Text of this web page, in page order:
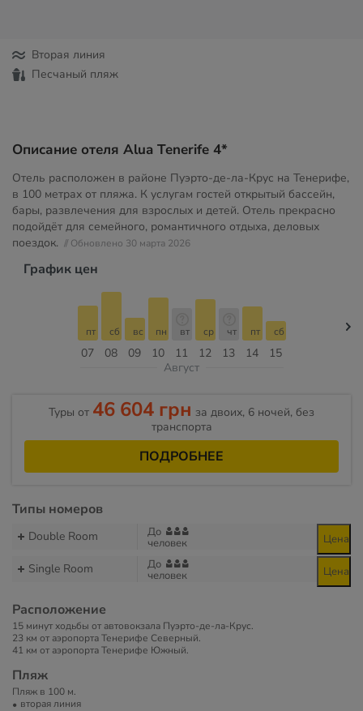
Вторая линия
Песчаный пляж
Описание отеля Alua Tenerife 4*
Отель расположен в районе Пуэрто-де-ла-Крус на Тенерифе,
в 100 метрах от пляжа. К услугам гостей открытый бассейн,
бары, развлечения для взрослых и детей. Отель прекрасно
подойдёт для семейного, романтичного отдыха, деловых
поездок. // Обновлено 30 марта 2026
График цен
07
пт
08
сб
09
вс
10
пн
11
вт
12
ср
13
чт
14
пт
15
сб
Август
Туры от 46 604 грн за двоих, 6 ночей, без
транспорта
ПОДРОБНЕЕ
Типы номеров
Double Room До
человек Цена
Single Room До
человек Цена
Расположение
15 минут ходьбы от автовокзала Пуэрто-де-ла-Крус.
23 км от аэропорта Тенерифе Северный.
41 км от аэропорта Тенерифе Южный.
Пляж
Пляж в 100 м.
вторая линия